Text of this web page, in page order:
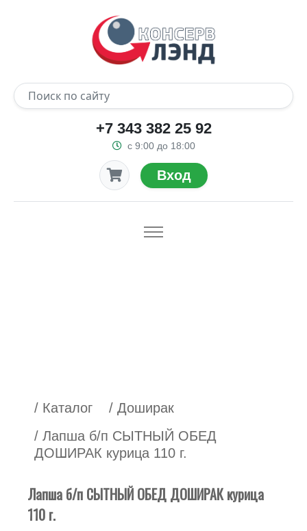
+7 343 382 25 92
с 9:00 до 18:00
Вход
/ Каталог
/ Доширак
/ Лапша б/п СЫТНЫЙ ОБЕД
ДОШИРАК курица 110 г.
Лапша б/п СЫТНЫЙ ОБЕД ДОШИРАК курица
110 г.